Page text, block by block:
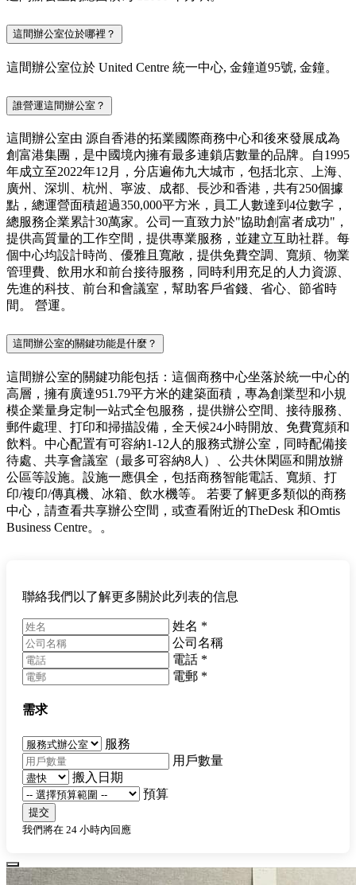
這間辦公室位於哪裡？
這間辦公室位於 United Centre 統一中心, 金鐘道95號, 金鐘。
誰營運這間辦公室？
這間辦公室由 源自香港的拓業國際商務中心和後來發展成為
創富港集團，是中國境內擁有最多連鎖店數量的品牌。自1995
年成立至2022年12月，分店遍佈九大城市，包括北京、上海、
廣州、深圳、杭州、寧波、成都、長沙和香港，共有250個據
點，總運營面積超過350,000平方米，員工人數達到4位數字，
總服務企業累計30萬家。公司一直致力於"協助創富者成功"，
提供高質量的工作空間，提供專業服務，並建立互助社群。每
個中心均設計時尚、優雅且寬敞，提供免費空調、寬頻、物業
管理費、飲用水和前台接待服務，同時利用充足的人力資源、
先進的科技、前台和會議室，幫助客戶省錢、省心、節省時
間。 營運。
這間辦公室的關鍵功能是什麼？
這間辦公室的關鍵功能包括：這個商務中心坐落於統一中心的
高層，擁有廣達951.79平方米的建築面積，專為創業型和小規
模企業量身定制一站式全包服務，提供辦公空間、接待服務、
郵件處理、打印和掃描設備，全天候24小時開放、免費寬頻和
飲料。中心配置有可容納1-12人的服務式辦公室，同時配備接
待處、共享會議室（最多可容納8人）、公共休閑區和開放辦
公區等設施。設施一應俱全，包括商務智能電話、寬頻、打
印/複印/傳真機、冰箱、飲水機等。 若要了解更多類似的商務
中心，請查看共享辦公空間，或查看附近的TheDesk 和Omtis
Business Centre。。
聯絡我們以了解更多關於此列表的信息
姓名 *
公司名稱
電話 *
電郵 *
需求
服務
用戶數量
搬入日期
預算
提交
我們將在 24 小時內回應